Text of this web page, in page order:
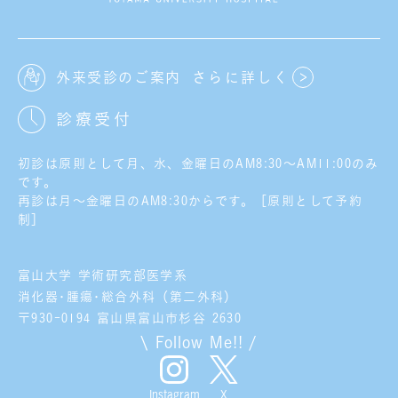
外来受診のご案内 さらに詳しく
診療受付
初診は原則として月、水、金曜日のAM8:30～AM11:00のみ
です。
再診は月～金曜日のAM8:30からです。［原則として予約
制］
富山大学 学術研究部医学系
消化器･腫瘍･総合外科（第二外科）
〒930-0194 富山県富山市杉谷 2630
\ Follow Me!! /
Instagram X